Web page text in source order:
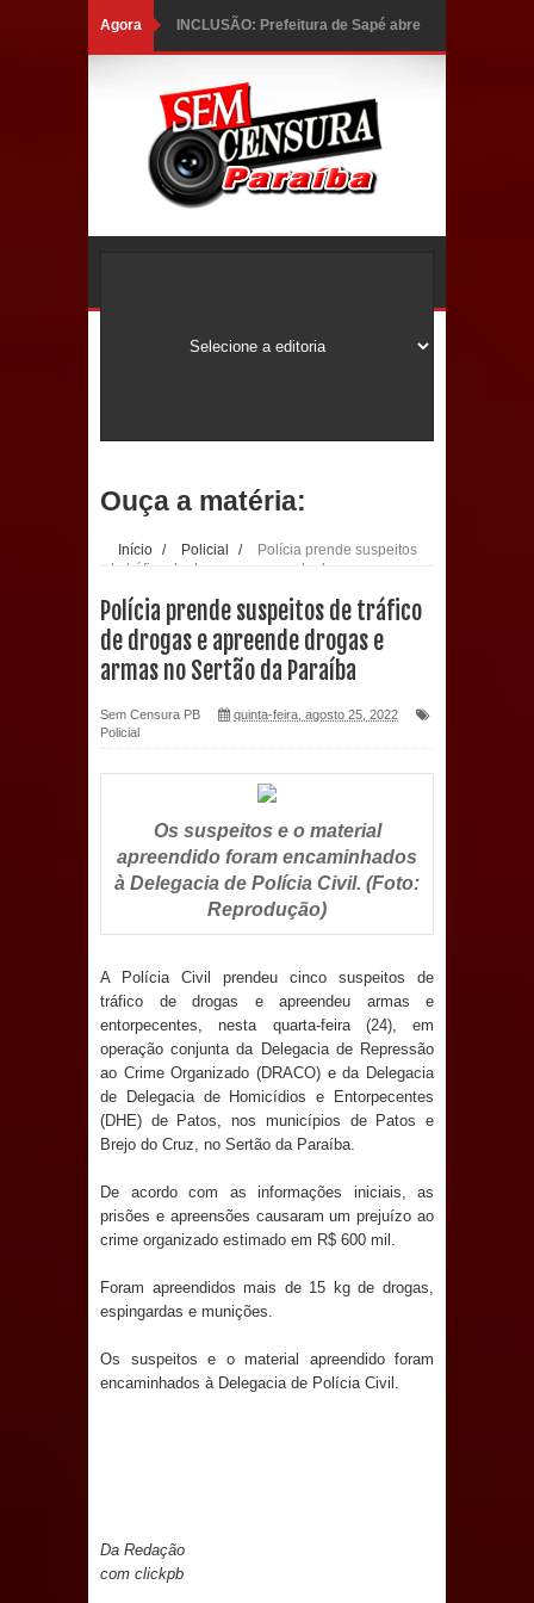
Agora INCLUSÃO: Prefeitura de Sapé abre
Social; veja documentação
necessária!
com a saúde bucal em Marí
PDT da Paraíba faz reunião
preparativa para convenção estadual
Prefeitura de Sapé paga salários
dentro do mês trabalhado e injeta R$
12 milhões na economia
para preservar tamarindeiro e
revitalizar Memorial Augusto dos
Anjos
O verdadeiro oxigênio do Estado
aborda de maneira inédita no mundo
jurídico brasileiro, temas polêmicos;
Prefeitura de Sapé promove
antecipa pagamento do mês de julho
Ouça a matéria:
Início / Policial /
Polícia prende suspeitos
de tráfico de drogas e apreende drogas e armas
Polícia prende suspeitos de tráfico
de drogas e apreende drogas e
armas no Sertão da Paraíba
Sem Censura PB
quinta-feira, agosto 25, 2022
Policial
Os suspeitos e o material
apreendido foram encaminhados
à Delegacia de Polícia Civil. (Foto:
Reprodução)
A Polícia Civil prendeu cinco suspeitos de
tráfico de drogas e apreendeu armas e
entorpecentes, nesta quarta-feira (24), em
operação conjunta da Delegacia de Repressão
ao Crime Organizado (DRACO) e da Delegacia
de Delegacia de Homicídios e Entorpecentes
(DHE) de Patos, nos municípios de Patos e
Brejo do Cruz, no Sertão da Paraíba.
De acordo com as informações iniciais, as
prisões e apreensões causaram um prejuízo ao
crime organizado estimado em R$ 600 mil.
Foram apreendidos mais de 15 kg de drogas,
espingardas e munições.
Os suspeitos e o material apreendido foram
encaminhados à Delegacia de Polícia Civil.
Da Redação
com clickpb